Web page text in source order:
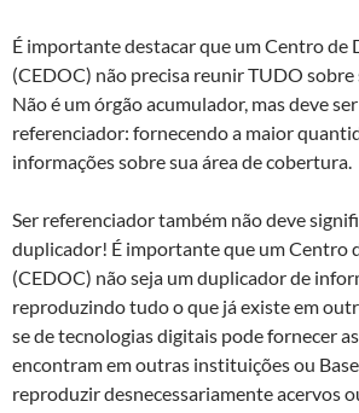
É importante destacar que um Centro de
(CEDOC) não precisa reunir TUDO sobre
Não é um órgão acumulador, mas deve
referenciador: fornecendo a maior
informações sobre sua área de cobertura.
Ser referenciador também não deve
duplicador! É importante que um Centro
(CEDOC) não seja um duplicador de
reproduzindo tudo o que já existe em
se de tecnologias digitais pode fornecer
encontram em outras instituições ou
reproduzir desnecessariamente acervos